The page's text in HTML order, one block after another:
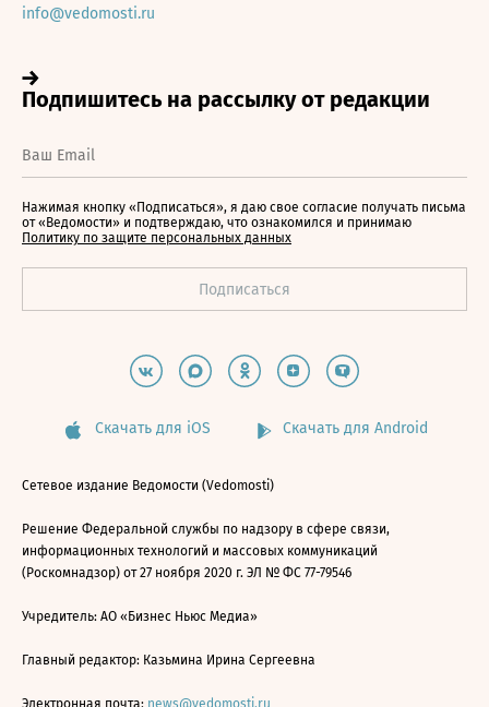
info@vedomosti.ru
Нажимая кнопку «Подписаться», я даю свое согласие получать письма
от «Ведомости» и подтверждаю, что ознакомился и принимаю
Политику по защите персональных данных
Скачать для iOS Скачать для Android
Сетевое издание Ведомости (Vedomosti)
Решение Федеральной службы по надзору в сфере связи,
информационных технологий и массовых коммуникаций
(Роскомнадзор) от 27 ноября 2020 г. ЭЛ № ФС 77-79546
Учредитель: АО «Бизнес Ньюс Медиа»
Главный редактор: Казьмина Ирина Сергеевна
Электронная почта: news@vedomosti.ru